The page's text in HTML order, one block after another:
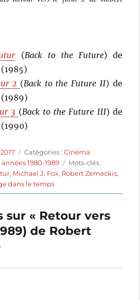
(Back to the Future) de
2 (Back to the Future II) de
3 (Back to the Future III) de
Catégories
Catégories :Cinéma
1980-1989 Étiquettes
Mots-clés :
, Michael J. Fox, Robert Zemeckis,
dans le temps
sur « Retour vers
de Robert